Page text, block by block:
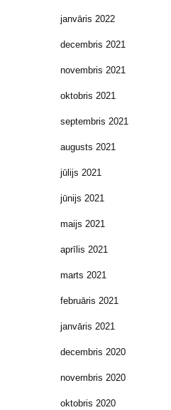
janvāris 2022
decembris 2021
novembris 2021
oktobris 2021
septembris 2021
augusts 2021
jūlijs 2021
jūnijs 2021
maijs 2021
aprīlis 2021
marts 2021
februāris 2021
janvāris 2021
decembris 2020
novembris 2020
oktobris 2020